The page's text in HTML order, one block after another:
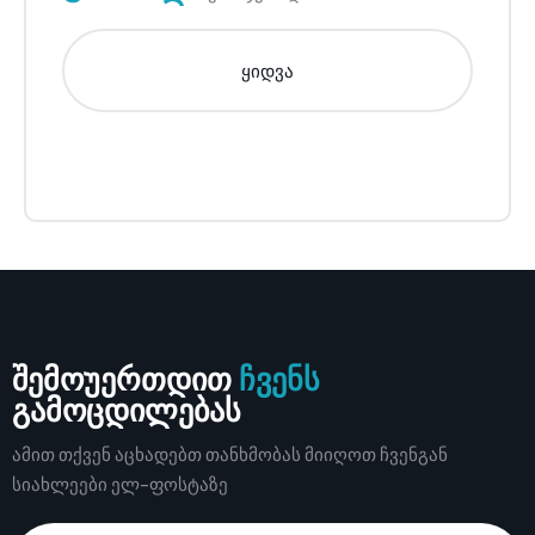
ყიდვა
შემოუერთდით ჩვენს
გამოცდილებას
ამით თქვენ აცხადებთ თანხმობას მიიღოთ ჩვენგან
სიახლეები ელ-ფოსტაზე